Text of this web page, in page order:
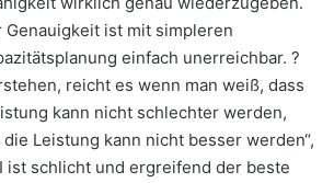
Genauigkeit ist mit simpleren
einfach unerreichbar. ?
reicht es wenn man weiß, dass
kann nicht schlechter werden,
Leistung kann nicht besser werden“,
ist schlicht und ergreifend der beste